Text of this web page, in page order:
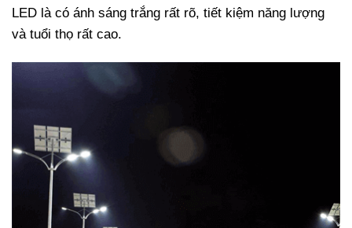
LED là có ánh sáng trắng rất rõ, tiết kiệm năng lượng
và tuổi thọ rất cao.